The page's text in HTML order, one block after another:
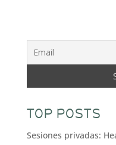
TOP POSTS
Sesiones privadas: